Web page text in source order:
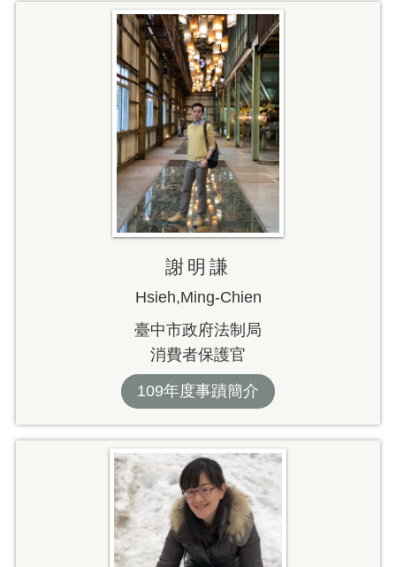
謝明謙
Hsieh,Ming-Chien
臺中市政府法制局
消費者保護官
109年度事蹟簡介